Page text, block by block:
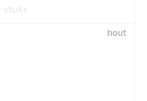
stuks
hout